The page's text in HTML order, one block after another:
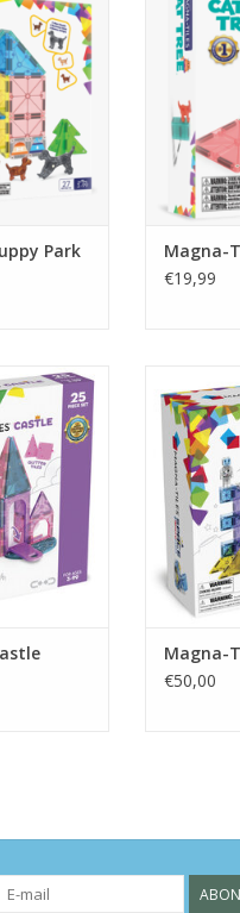
Park
Magna-
€19,99
Castle
Magna-
€50,00